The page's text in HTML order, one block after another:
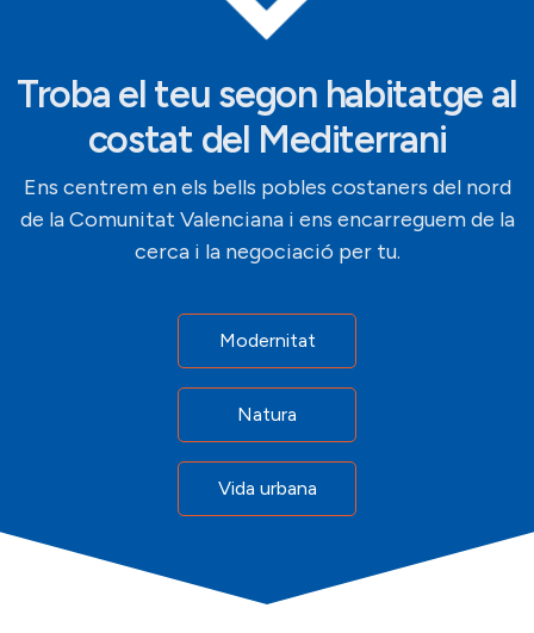
Troba el teu segon habitatge al
costat del Mediterrani
Ens centrem en els bells pobles costaners del nord
de la Comunitat Valenciana i ens encarreguem de la
cerca i la negociació per tu.
Modernitat
Natura
Vida urbana